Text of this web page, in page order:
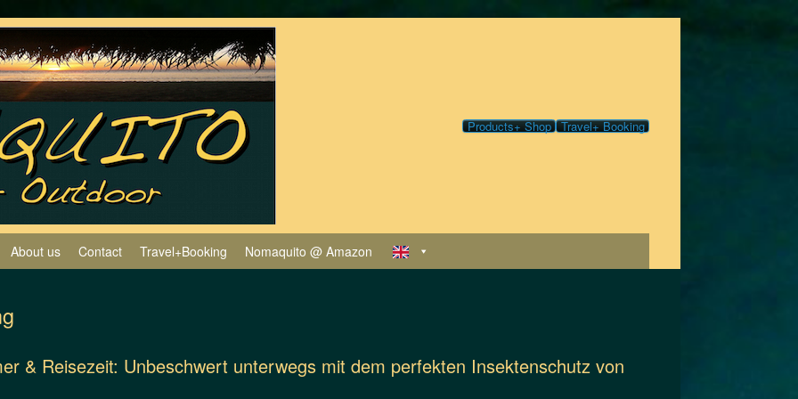
Products+ Shop Travel+ Booking
About us Contact Travel+Booking Nomaquito @ Amazon
& Reisezeit: Unbeschwert unterwegs mit dem perfekten Insektenschutz von